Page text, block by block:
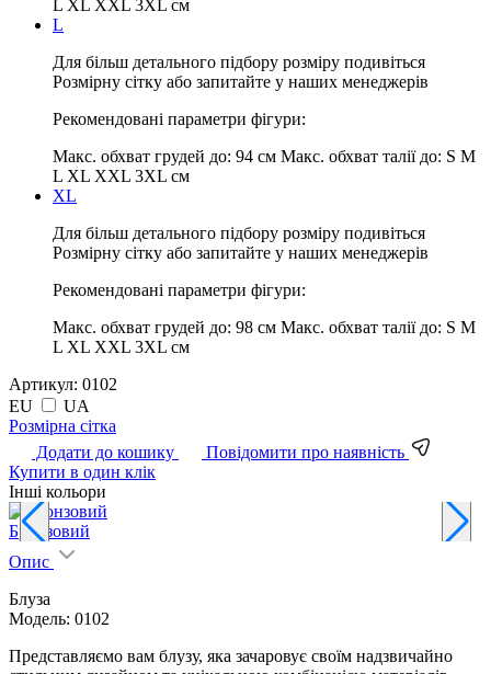
L XL XXL 3XL см
L
Для більш детального підбору розміру подивіться
Розмірну сітку або запитайте у наших менеджерів
Рекомендовані параметри фігури:
Макс. обхват грудей до: 94 см Макс. обхват талії до: S M
L XL XXL 3XL см
XL
Для більш детального підбору розміру подивіться
Розмірну сітку або запитайте у наших менеджерів
Рекомендовані параметри фігури:
Макс. обхват грудей до: 98 см Макс. обхват талії до: S M
L XL XXL 3XL см
Артикул: 0102
EU
UA
Pозмірна сітка
Додати до кошику
Повідомити про наявність
Купити в один клік
Інші кольори
Бронзовий
Опис
Блуза
Модель: 0102
Представляємо вам блузу, яка зачаровує своїм надзвичайно